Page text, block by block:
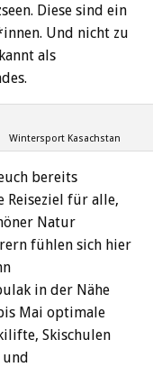
Diese sind ein
Und nicht zu
als
Wintersport Kasachstan
bereits
Reiseziel für alle,
Natur
fühlen sich hier
in der Nähe
Mai optimale
Skischulen
und